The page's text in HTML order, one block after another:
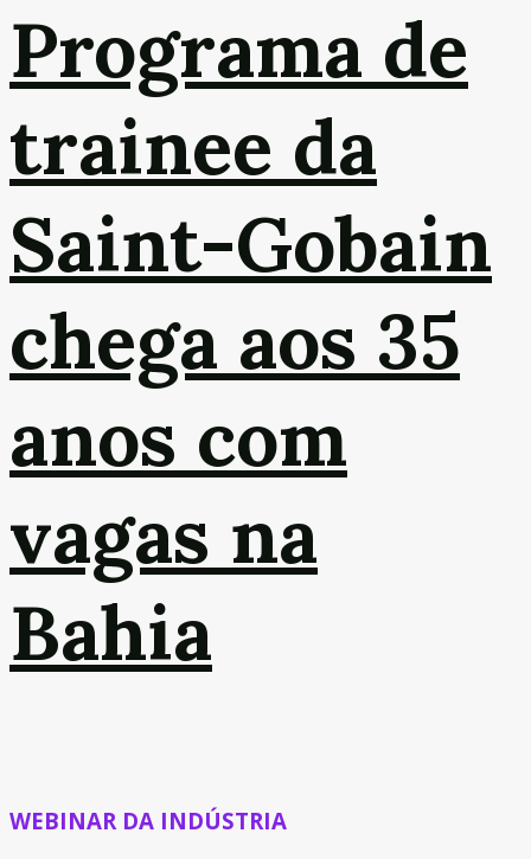
Programa de
trainee da
Saint-Gobain
chega aos 35
anos com
vagas na
Bahia
WEBINAR DA INDÚSTRIA